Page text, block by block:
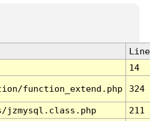
Line
14
function_extend.php 324
jzmysql.class.php
211